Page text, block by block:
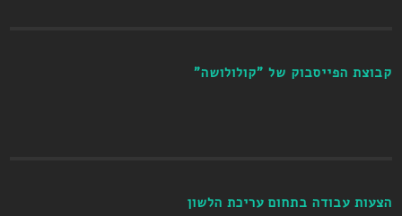
קבוצת הפייסבוק של "קולולושה"
הצעות עבודה בתחום עריכת הלשון